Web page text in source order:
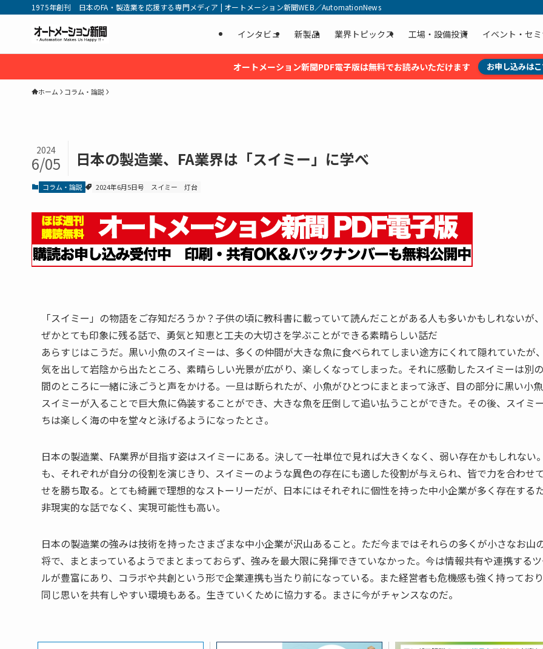
1975年創刊 日本のFA・製造業を応援する専門メディア | オートメーション新聞WEB／AutomationNews
インタビュ 新製品 業界トピックス 工場・設備投資 イベント・セ
オートメーション新聞PDF電子版は無料でお読みいただけます お申し込みは
ホーム コラム・論説
日本の製造業、FA業界は「スイミー」に学べ
2024
6/05
コラム・論説 2024年6月5日号 スイミー 灯台
「スイミー」の物語をご存知だろうか？子供の頃に教科書に載っていて読んだことがある人も多いかもしれないが
ぜかとても印象に残る話で、勇気と知恵と工夫の大切さを学ぶことができる素晴らしい話だ
あらすじはこうだ。黒い小魚のスイミーは、多くの仲間が大きな魚に食べられてしまい途方にくれて隠れていたが
気を出して岩陰から出たところ、素晴らしい光景が広がり、楽しくなってしまった。それに感動したスイミーは別
間のところに一緒に泳ごうと声をかける。一旦は断られたが、小魚がひとつにまとまって泳ぎ、目の部分に黒い小
スイミーが入ることで巨大魚に偽装することができ、大きな魚を圧倒して追い払うことができた。その後、スイミ
ちは楽しく海の中を堂々と泳げるようになったとさ。
日本の製造業、FA業界が目指す姿はスイミーにある。決して一社単位で見れば大きくなく、弱い存在かもしれない
も、それぞれが自分の役割を演じきり、スイミーのような異色の存在にも適した役割が与えられ、皆で力を合わせ
せを勝ち取る。とても綺麗で理想的なストーリーだが、日本にはそれぞれに個性を持った中小企業が多く存在する
非現実的な話でなく、実現可能性も高い。
日本の製造業の強みは技術を持ったさまざまな中小企業が沢山あること。ただ今まではそれらの多くが小さなお山
将で、まとまっているようでまとまっておらず、強みを最大限に発揮できていなかった。今は情報共有や連携する
ルが豊富にあり、コラボや共創という形で企業連携も当たり前になっている。また経営者も危機感も強く持ってお
同じ思いを共有しやすい環境もある。生きていくために協力する。まさに今がチャンスなのだ。